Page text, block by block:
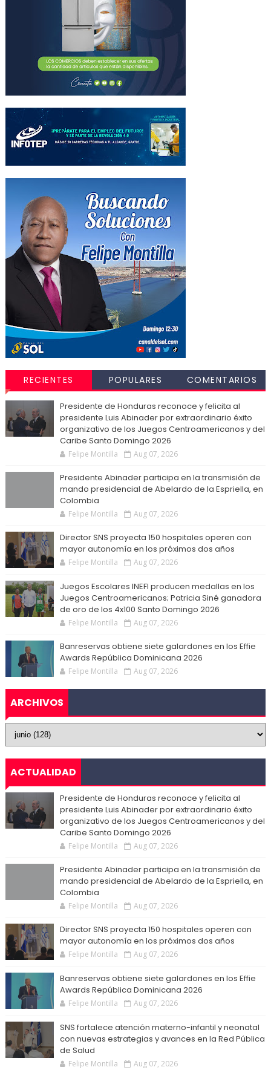
RECIENTES POPULARES COMENTARIOS
Presidente de Honduras reconoce y felicita al
presidente Luis Abinader por extraordinario éxito
organizativo de los Juegos Centroamericanos y del
Caribe Santo Domingo 2026
Felipe Montilla Aug 07, 2026
Presidente Abinader participa en la transmisión de
mando presidencial de Abelardo de la Espriella, en
Colombia
Felipe Montilla Aug 07, 2026
Director SNS proyecta 150 hospitales operen con
mayor autonomía en los próximos dos años
Felipe Montilla Aug 07, 2026
Juegos Escolares INEFI producen medallas en los
Juegos Centroamericanos; Patricia Siné ganadora
de oro de los 4x100 Santo Domingo 2026
Felipe Montilla Aug 07, 2026
Banreservas obtiene siete galardones en los Effie
Awards República Dominicana 2026
Felipe Montilla Aug 07, 2026
ARCHIVOS
ACTUALIDAD
Presidente de Honduras reconoce y felicita al
presidente Luis Abinader por extraordinario éxito
organizativo de los Juegos Centroamericanos y del
Caribe Santo Domingo 2026
Felipe Montilla Aug 07, 2026
Presidente Abinader participa en la transmisión de
mando presidencial de Abelardo de la Espriella, en
Colombia
Felipe Montilla Aug 07, 2026
Director SNS proyecta 150 hospitales operen con
mayor autonomía en los próximos dos años
Felipe Montilla Aug 07, 2026
Banreservas obtiene siete galardones en los Effie
Awards República Dominicana 2026
Felipe Montilla Aug 07, 2026
SNS fortalece atención materno-infantil y neonatal
con nuevas estrategias y avances en la Red Pública
de Salud
Felipe Montilla Aug 07, 2026